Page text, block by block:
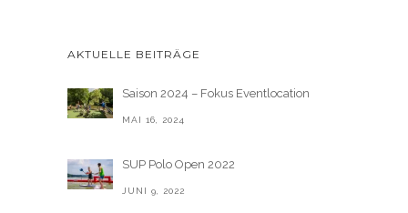
AKTUELLE BEITRÄGE
Saison 2024 – Fokus Eventlocation
MAI 16, 2024
SUP Polo Open 2022
JUNI 9, 2022